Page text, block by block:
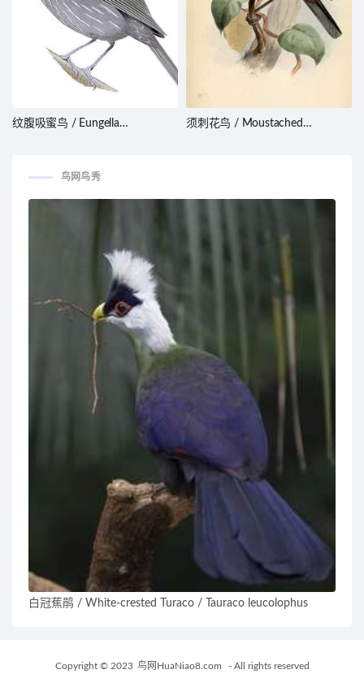
纹腹吸蜜鸟 / Eungella
须刺花鸟 / Moustached
鸟网鸟秀
白冠蕉鹃 / White-crested Turaco / Tauraco leucolophus
Copyright © 2023 鸟网HuaNiao8.com - All rights reserved